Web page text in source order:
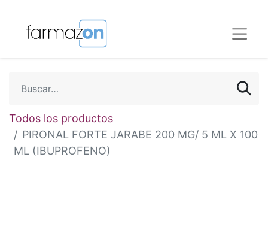
Todos los productos
PIRONAL FORTE JARABE 200 MG/ 5 ML X 100
ML (IBUPROFENO)